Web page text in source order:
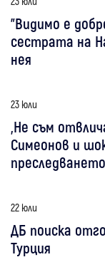
"Видимо е
сестрата на
нея
23 юли
„Не съм
Симеонов и
преследването
22 юли
ДБ поиска
Турция